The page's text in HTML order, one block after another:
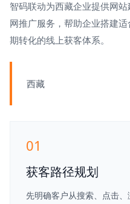
智码联动为西藏企业提供网
网推广服务，帮助企业搭建
期转化的线上获客体系。
西藏
01
获客路径规划
先明确客户从搜索、点击